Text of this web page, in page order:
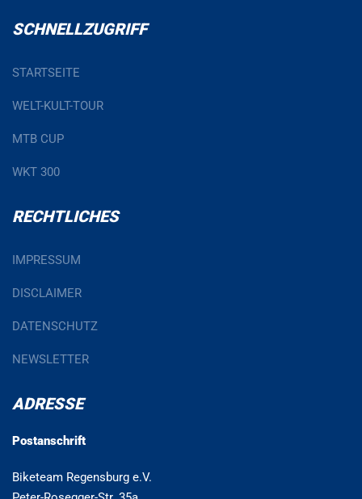
SCHNELLZUGRIFF
STARTSEITE
WELT-KULT-TOUR
MTB CUP
WKT 300
RECHTLICHES
IMPRESSUM
DISCLAIMER
DATENSCHUTZ
NEWSLETTER
ADRESSE
Postanschrift
Biketeam Regensburg e.V.